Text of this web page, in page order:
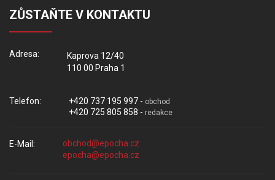
ZŮSTAŇTE V KONTAKTU
Adresa:
Kaprova 12/40
110 00 Praha 1
Telefon: +420 737 195 997 - obchod
+420 725 805 858 - redakce
E-Mail: